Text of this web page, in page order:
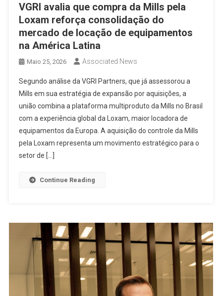
VGRI avalia que compra da Mills pela
Loxam reforça consolidação do
mercado de locação de equipamentos
na América Latina
Maio 25, 2026 Associated News
Segundo análise da VGRI Partners, que já assessorou a
Mills em sua estratégia de expansão por aquisições, a
união combina a plataforma multiproduto da Mills no Brasil
com a experiência global da Loxam, maior locadora de
equipamentos da Europa. A aquisição do controle da Mills
pela Loxam representa um movimento estratégico para o
setor de […]
Continue Reading